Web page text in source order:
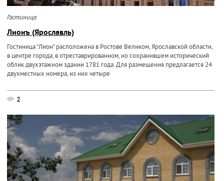
Гостиница
Лионъ (Ярославль)
Гостиница "Лион" расположена в Ростове Великом, Ярославской области,
в центре города, в отреставрированном, но сохранившем исторический
облик двухэтажном здании 1781 года. Для размещения предлагается 24
двухместных номера, из них четыре
2